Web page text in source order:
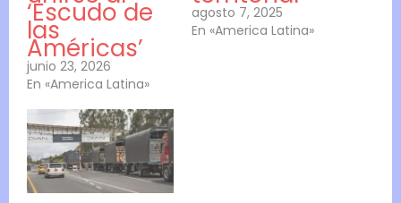
‘Escudo de
las
Américas’
junio 23, 2026
En «America Latina»
agosto 7, 2025
En «America Latina»